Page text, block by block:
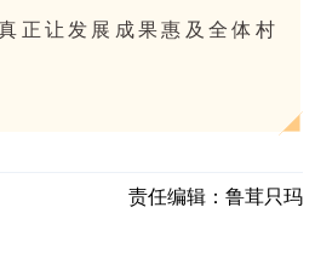
正让发展成果惠及全体村
责任编辑： 鲁茸只玛